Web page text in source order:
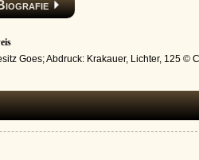
Goes; Abdruck: Krakauer, Lichter, 125 ©